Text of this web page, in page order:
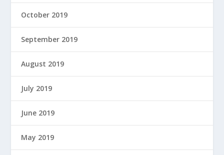
October 2019
September 2019
August 2019
July 2019
June 2019
May 2019